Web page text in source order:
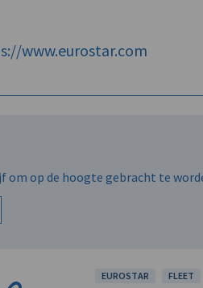
www.eurostar.com
om op de hoogte gebracht te
EUROSTAR FLEET